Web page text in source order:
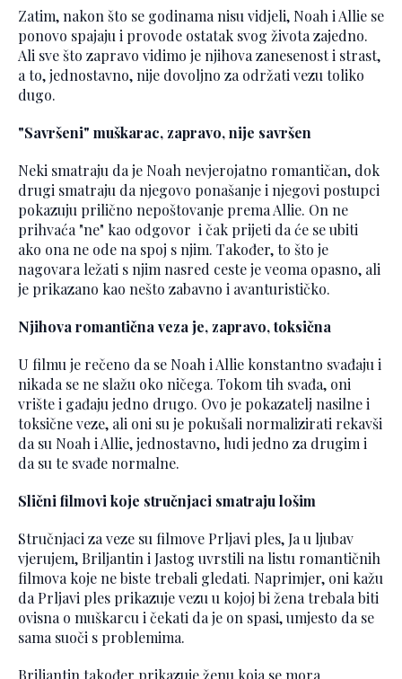
Zatim, nakon što se godinama nisu vidjeli, Noah i Allie se
ponovo spajaju i provode ostatak svog života zajedno.
Ali sve što zapravo vidimo je njihova zanesenost i strast,
a to, jednostavno, nije dovoljno za održati vezu toliko
dugo.
"Savršeni" muškarac, zapravo, nije savršen
Neki smatraju da je Noah nevjerojatno romantičan, dok
drugi smatraju da njegovo ponašanje i njegovi postupci
pokazuju prilično nepoštovanje prema Allie. On ne
prihvaća "ne" kao odgovor i čak prijeti da će se ubiti
ako ona ne ode na spoj s njim. Također, to što je
nagovara ležati s njim nasred ceste je veoma opasno, ali
je prikazano kao nešto zabavno i avanturističko.
Njihova romantična veza je, zapravo, toksična
U filmu je rečeno da se Noah i Allie konstantno svađaju i
nikada se ne slažu oko ničega. Tokom tih svađa, oni
vrište i gađaju jedno drugo. Ovo je pokazatelj nasilne i
toksične veze, ali oni su je pokušali normalizirati rekavši
da su Noah i Allie, jednostavno, ludi jedno za drugim i
da su te svađe normalne.
Slični filmovi koje stručnjaci smatraju lošim
Stručnjaci za veze su filmove Prljavi ples, Ja u ljubav
vjerujem, Briljantin i Jastog uvrstili na listu romantičnih
filmova koje ne biste trebali gledati. Naprimjer, oni kažu
da Prljavi ples prikazuje vezu u kojoj bi žena trebala biti
ovisna o muškarcu i čekati da je on spasi, umjesto da se
sama suoči s problemima.
Briljantin također prikazuje ženu koja se mora